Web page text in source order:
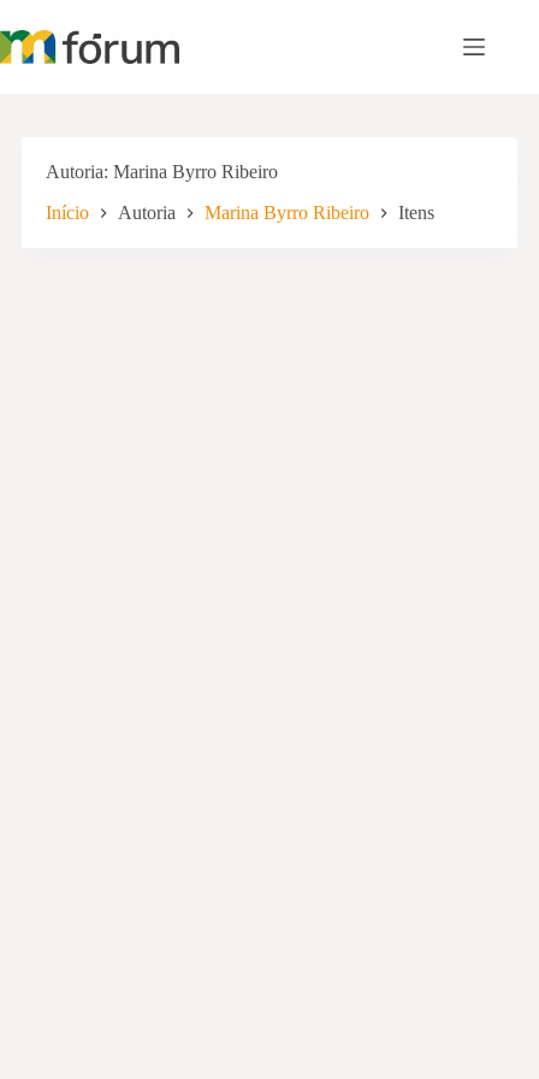
para
o
Autoria Marina Byrro Ribeiro
Início Autoria Marina Byrro Ribeiro Itens